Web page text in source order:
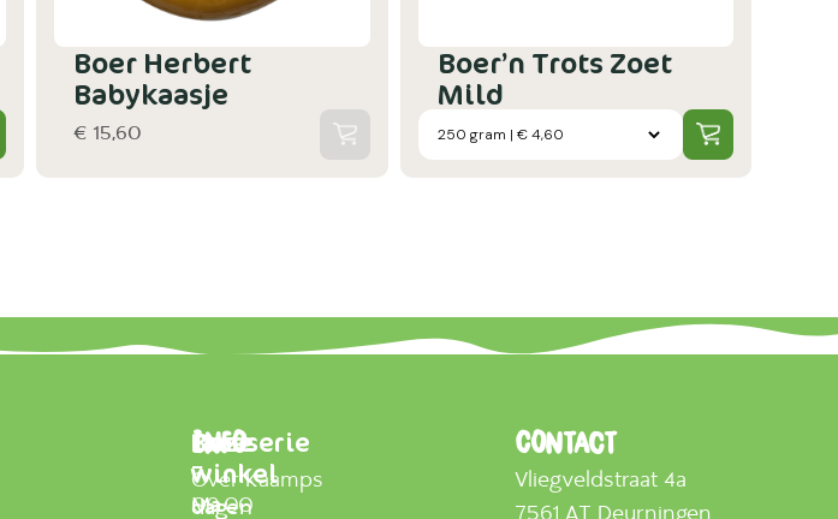
Boer Herbert
Babykaasje
€ 15,60
Boer’n Trots Zoet
Mild
Brasserie
7
dagen
Onze
winkel
Ma
09.00
Info
Over Kaamps
Contact
Vliegveldstraat 4a